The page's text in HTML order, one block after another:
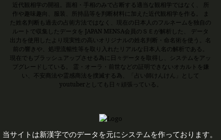
近代観相学の開祖。面相・手相のみで占断する適当な観相学ではなく、 所
作や趣味趣向、服装、所持品等を判断材料に加えた近代観相学を作る。 ま
た姓名判断も過去の占術方法ではなく、現在の日本人のフルネームを独自の
ルートで収集したデータを JAPAN MENSA会員のＳＥが解析した、 データ
出力を使用したより現実性の高いオリジナルの姓名判断・命名術を使う。名
前の響きや、処理流暢性等を取り入れたリアルな日本人名の解析である。
現在でもブラッシュアップさせる為に日々データを取得し、システムをアッ
プグレードしている。 霊・オーラ・前世などの証明できないオカルトを嫌
い、不安商法や霊感商法を撲滅する為、「占い師けんけん」として
youtuberとしても日々頑張っている。
当サイトは新漢字でのデータを元にシステムを作っております。